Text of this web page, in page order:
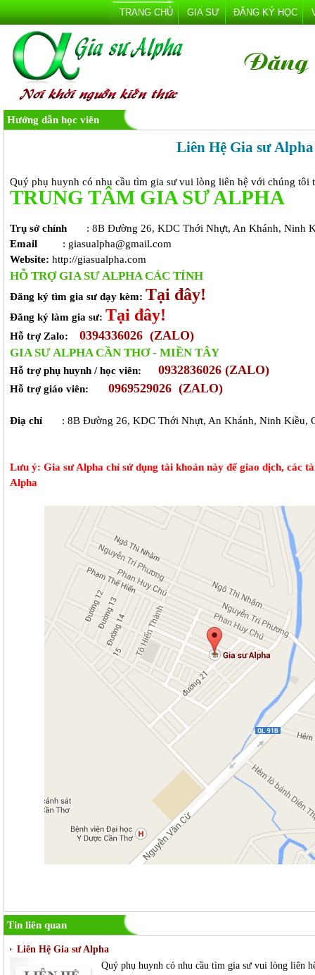
TRANG CHỦ GIA SƯ ĐĂNG KÝ HỌC
Hướng dẫn học viên
Liên Hệ Gia sư Alpha
Quý phụ huynh có nhu cầu tìm gia sư vui lòng liên hệ với chúng tôi
TRUNG TÂM GIA SƯ ALPHA
Trụ sở chính : 8B Đường 26, KDC Thới Nhựt, An Khánh, Ninh
Email
: giasualpha@gmail.com
Website: http://giasualpha.com
HỖ TRỢ GIA SƯ ALPHA CÁC TỈNH
Đăng ký tìm gia sư dạy kèm: Tại đây!
Đăng ký làm gia sư: Tại đây!
Hỗ trợ Zalo: 0394336026 (ZALO)
GIA SƯ ALPHA CẦN THƠ - MIỀN TÂY
Hỗ trợphụ huynh / học viên: 0932836026 (ZALO)
Hỗ trợ giáo viên: 0969529026 (ZALO)
Điạ chỉ : 8B Đường 26, KDC Thới Nhựt, An Khánh, Ninh Kiều,
Lưu ý: Gia sư Alpha chỉ sử dụng tài khoản này để giao dịch, các
Alpha
Tin liên quan
Liên Hệ Gia sư Alpha
Quý phụ huynh có nhu cầu tìm gia sư vui lòng liên